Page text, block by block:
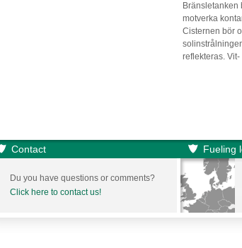
Bränsletanken
motverka
Cisternen bör
reflekteras.
Contact Fueling
Du you have questions or comments?
Click here to contact us!